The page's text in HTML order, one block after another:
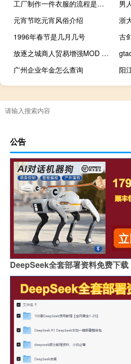
工厂制作一件衣服的流程是怎么样的？如何设计爆款衣服？
男
元宵节吃元宵风俗介绍
浙
1996年春节是几月几号
古
放逐之城商人贸易增强MOD V1.0 绿色免费版（放逐之城商人贸易增强MOD V1.0 绿色免费版功能简介）
广州企业年金怎么查询
阳
热能与动力工程专业属于什么类（热能与动力工程属于什么类）
公告
DeepSeek全套部署资料免费下载